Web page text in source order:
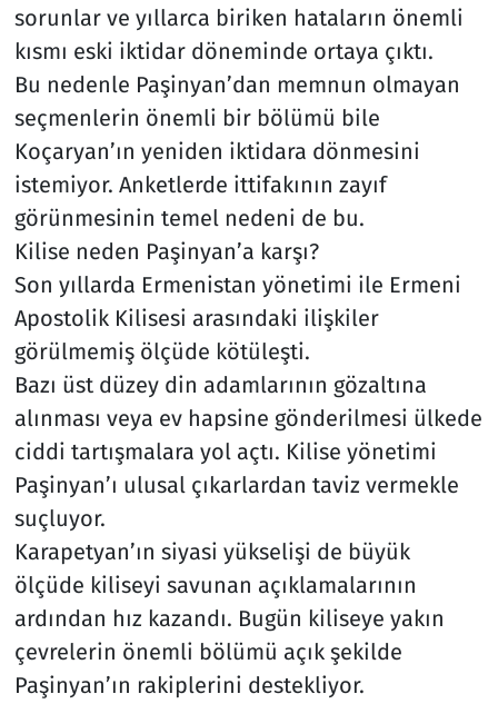
sorunlar ve yıllarca biriken hataların önemli
kısmı eski iktidar döneminde ortaya çıktı.
Bu nedenle Paşinyan’dan memnun olmayan
seçmenlerin önemli bir bölümü bile
Koçaryan’ın yeniden iktidara dönmesini
istemiyor. Anketlerde ittifakının zayıf
görünmesinin temel nedeni de bu.
Kilise neden Paşinyan’a karşı?
Son yıllarda Ermenistan yönetimi ile Ermeni
Apostolik Kilisesi arasındaki ilişkiler
görülmemiş ölçüde kötüleşti.
Bazı üst düzey din adamlarının gözaltına
alınması veya ev hapsine gönderilmesi ülkede
ciddi tartışmalara yol açtı. Kilise yönetimi
Paşinyan’ı ulusal çıkarlardan taviz vermekle
suçluyor.
Karapetyan’ın siyasi yükselişi de büyük
ölçüde kiliseyi savunan açıklamalarının
ardından hız kazandı. Bugün kiliseye yakın
çevrelerin önemli bölümü açık şekilde
Paşinyan’ın rakiplerini destekliyor.